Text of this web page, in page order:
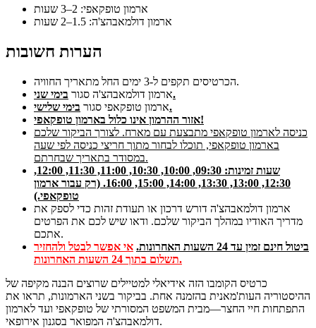
ארמון טופקאפי: 2–3 שעות
ארמון דולמאבהצ'ה: 1.5–2 שעות
הערות חשובות
הכרטיסים תקפים ל-3 ימים החל מתאריך החוויה.
ארמון דולמאבהצ'ה סגורבימי שני.
ארמון טופקאפי סגורבימי שלישי.
אזור ההרמון אינו כלול בארמון טופקאפי!
כניסה לארמון טופקאפי מתבצעת עם מארח. לצורך הביקור שלכם
בארמון טופקאפי, תוכלו לבחור מתוך חריצי כניסה לפי שעה
במסודר בתאריך שבחרתם.
שעות זמינות: 09:30, 10:00, 10:30, 11:00, 11:30, 12:00,
12:30, 13:00, 13:30, 14:00, 15:00, 16:00. (רק עבור ארמון
טופקאפי.)
ארמון דולמאבהצ'ה דורש דרכון או תעודת זהות כדי לספק את
מדריך האודיו במהלך הביקור שלכם. ודאו שיש לכם את הפרטים
אתכם.
ביטול חינם זמין עד 24 השעות האחרונות.
אי אפשר לבטל ולהחזיר
תשלום בתוך 24 השעות האחרונות.
כרטיס הקומבו הזה אידיאלי למטיילים שרוצים הבנה מקיפה של
ההיסטוריה העות'מאנית בהזמנה אחת. בביקור בשני הארמונות, תראו את
התפתחות חיי החצר—מבית המשפט המסורתי של טופקאפי ועד לארמון
דולמאבהצ'ה המפואר בסגנון אירופאי.